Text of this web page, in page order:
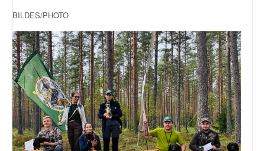
BILDES/PHOTO